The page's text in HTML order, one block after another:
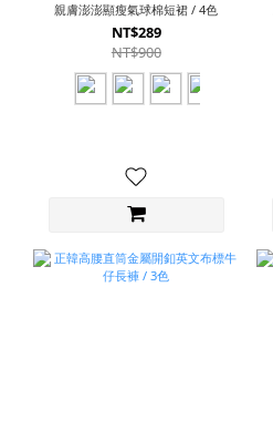
親膚澎澎顯瘦氣球棉短裙 / 4色
NT$289
NT$900